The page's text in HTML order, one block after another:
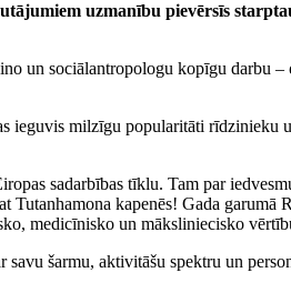
uzmanību pievērsīs
un sociālantropologu kopīgu darbu –
ieguvis milzīgu popularitāti
sadarbības tīklu. Tam par
kapenēs! Gada garumā
medicīnisko un māksliniecisko
savu šarmu, aktivitāšu spektru un